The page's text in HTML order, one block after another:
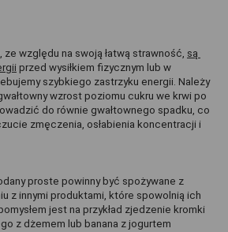
względu na swoją łatwą strawność, są
przed wysiłkiem fizycznym lub w
szybkiego zastrzyku energii. Należy
wzrost poziomu cukru we krwi po
do równie gwałtownego spadku, co
zmęczenia, osłabienia koncentracji i
proste powinny być spożywane z
z innymi produktami, które spowolnią ich
jest na przykład zjedzenie kromki
z dżemem lub banana z jogurtem